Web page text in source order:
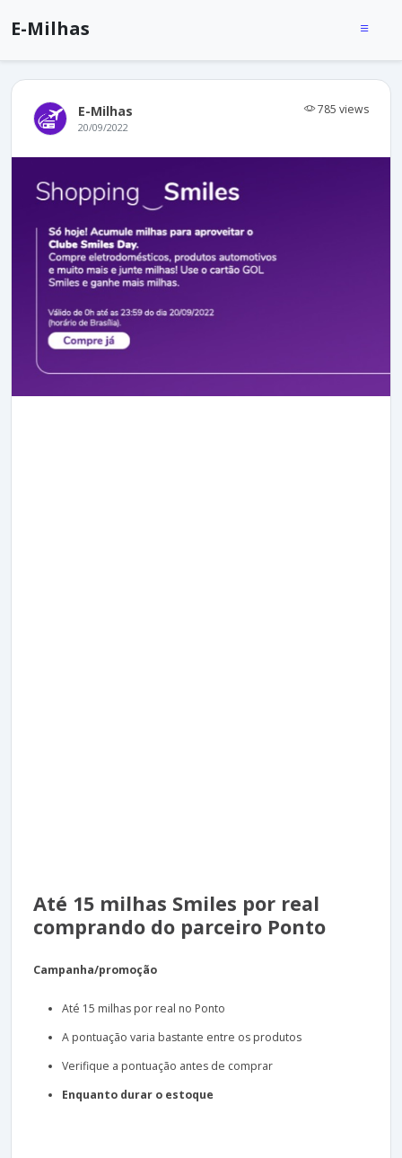
E-Milhas
E-Milhas 785 views
20/09/2022
Até 15 milhas Smiles por real
comprando do parceiro Ponto
Campanha/promoção
Até 15 milhas por real no Ponto
A pontuação varia bastante entre os produtos
Verifique a pontuação antes de comprar
Enquanto durar o estoque